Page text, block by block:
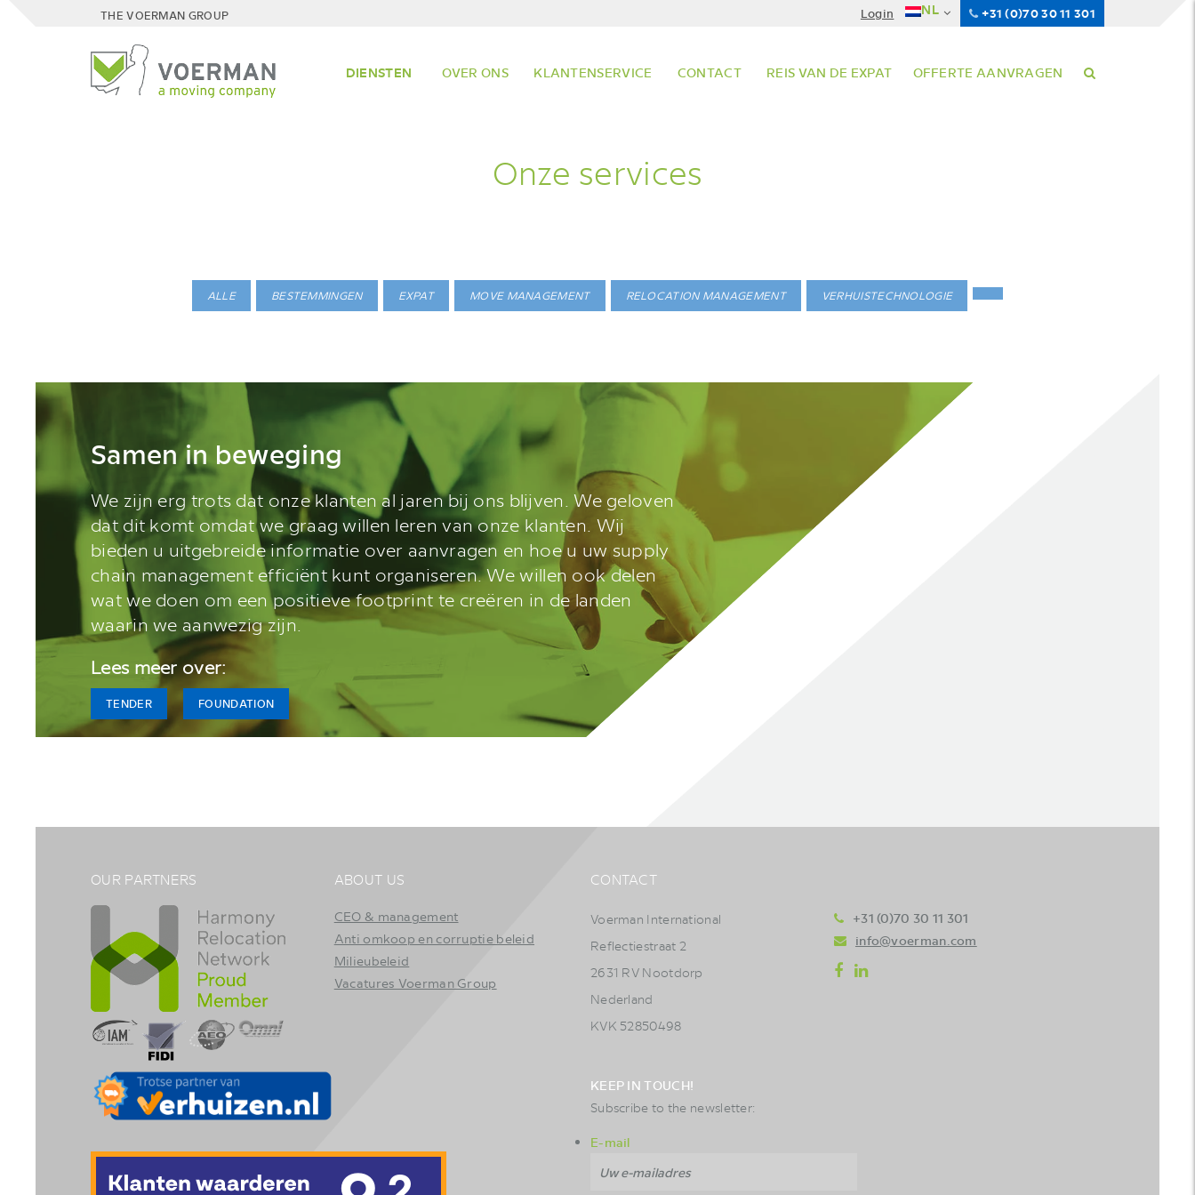
THE VOERMAN GROUP Login NL +31 (0)70 30 11 301
DIENSTEN OVER ONS KLANTENSERVICE CONTACT REIS VAN DE EXPAT OFFERTE AANVRAGEN
Onze services
ALLE BESTEMMINGEN EXPAT MOVE MANAGEMENT RELOCATION MANAGEMENT VERHUISTECHNOLOGIE
Samen in beweging
We zijn erg trots dat onze klanten al jaren bij ons blijven. We geloven
dat dit komt omdat we graag willen leren van onze klanten. Wij
bieden u uitgebreide informatie over aanvragen en hoe u uw supply
chain management efficiënt kunt organiseren. We willen ook delen
wat we doen om een positieve footprint te creëren in de landen
waarin we aanwezig zijn.
Lees meer over:
TENDER FOUNDATION
OUR PARTNERS ABOUT US
CEO & management
Anti omkoop en corruptie beleid
Milieubeleid
Vacatures Voerman Group
CONTACT
Voerman International
Reflectiestraat 2
2631 RV Nootdorp
Nederland
KVK 52850498
+31 (0)70 30 11 301
info@voerman.com
KEEP IN TOUCH!
Subscribe to the newsletter:
E-mail